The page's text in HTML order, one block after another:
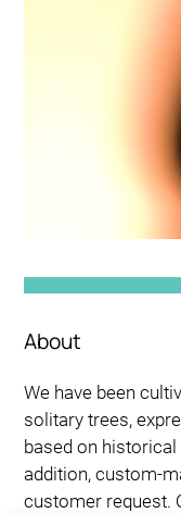
About
We have been
solitary trees,
based on
addition, custom-
customer request.